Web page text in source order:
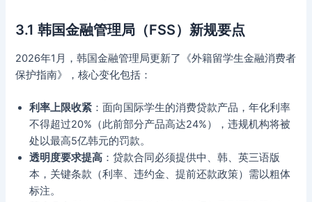
3.1 韩国金融管理局（FSS）新规要点
2026年1月，韩国金融管理局更新了《外籍留学生金融消费者
保护指南》，核心变化包括：
利率上限收紧 ：面向国际学生的消费贷款产品，年化利率
不得超过20%（此前部分产品高达24%），违规机构将被
处以最高5亿韩元的罚款。
透明度要求提高 ：贷款合同必须提供中、韩、英三语版
本，关键条款（利率、违约金、提前还款政策）需以粗体
标注。